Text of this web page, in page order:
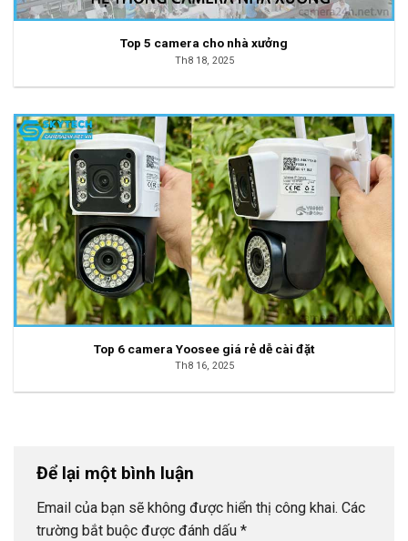
Top 5 camera cho nhà xưởng
Th8 18, 2025
Top 6 camera Yoosee giá rẻ dễ cài đặt
Th8 16, 2025
Để lại một bình luận
Email của bạn sẽ không được hiển thị công khai. Các
trường bắt buộc được đánh dấu *